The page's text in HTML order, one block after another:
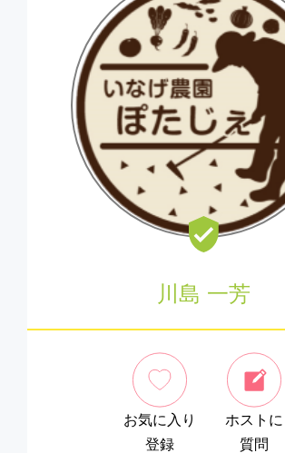
川島 一芳
お気に入り
登録
ホストに
質問